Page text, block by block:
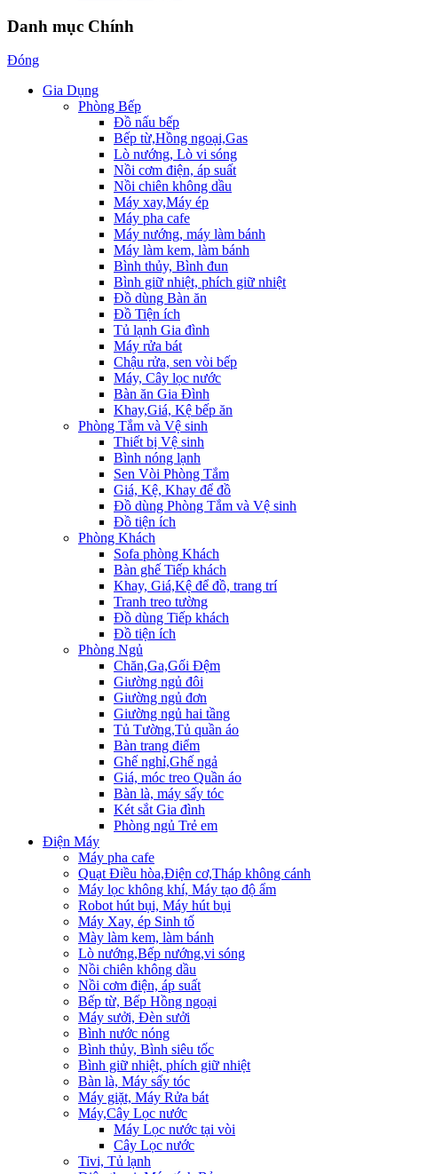
Danh mục Chính
Đóng
Gia Dụng
Phòng Bếp
Đồ nấu bếp
Bếp từ,Hồng ngoại,Gas
Lò nướng, Lò vi sóng
Nồi cơm điện, áp suất
Nồi chiên không dầu
Máy xay,Máy ép
Máy pha cafe
Máy nướng, máy làm bánh
Máy làm kem, làm bánh
Bình thủy, Bình đun
Bình giữ nhiệt, phích giữ nhiệt
Đồ dùng Bàn ăn
Đồ Tiện ích
Tủ lạnh Gia đình
Máy rửa bát
Chậu rửa, sen vòi bếp
Máy, Cây lọc nước
Bàn ăn Gia Đình
Khay,Giá, Kệ bếp ăn
Phòng Tắm và Vệ sinh
Thiết bị Vệ sinh
Bình nóng lạnh
Sen Vòi Phòng Tắm
Giá, Kệ, Khay để đồ
Đồ dùng Phòng Tắm và Vệ sinh
Đồ tiện ích
Phòng Khách
Sofa phòng Khách
Bàn ghế Tiếp khách
Khay, Giá,Kệ để đồ, trang trí
Tranh treo tường
Đồ dùng Tiếp khách
Đồ tiện ích
Phòng Ngủ
Chăn,Ga,Gối Đệm
Giường ngủ đôi
Giường ngủ đơn
Giường ngủ hai tầng
Tủ Tường,Tủ quần áo
Bàn trang điểm
Ghế nghỉ,Ghế ngả
Giá, móc treo Quần áo
Bàn là, máy sấy tóc
Két sắt Gia đình
Phòng ngủ Trẻ em
Điện Máy
Máy pha cafe
Quạt Điều hòa,Điện cơ,Tháp không cánh
Máy lọc không khí, Máy tạo độ ẩm
Robot hút bụi, Máy hút bụi
Máy Xay, ép Sinh tố
Mày làm kem, làm bánh
Lò nướng,Bếp nướng,vi sóng
Nồi chiên không dầu
Nồi cơm điện, áp suất
Bếp từ, Bếp Hồng ngoại
Máy sưởi, Đèn sưởi
Bình nước nóng
Bình thủy, Bình siêu tốc
Bình giữ nhiệt, phích giữ nhiệt
Bàn là, Máy sấy tóc
Máy giặt, Máy Rửa bát
Máy,Cây Lọc nước
Máy Lọc nước tại vòi
Cây Lọc nước
Tivi, Tủ lạnh